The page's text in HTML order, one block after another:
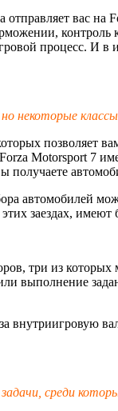
отправляет вас
процесс.
некоторые классы
позволяет
Motorsport 7
получаете
автомобилей
заездах,
три из
внутриигровую
среди